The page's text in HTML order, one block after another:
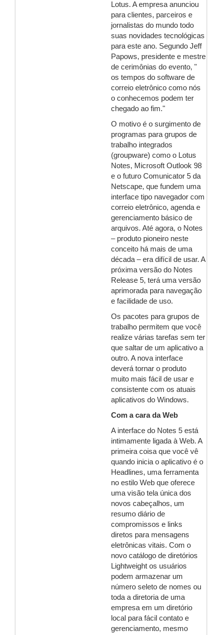
Lotus. A empresa anunciou
para clientes, parceiros e
jornalistas do mundo todo
suas novidades tecnológicas
para este ano. Segundo Jeff
Papows, presidente e mestre
de cerimônias do evento, "
os tempos do software de
correio eletrônico como nós
o conhecemos podem ter
chegado ao fim."
O motivo é o surgimento de
programas para grupos de
trabalho integrados
(groupware) como o Lotus
Notes, Microsoft Outlook 98
e o futuro Comunicator 5 da
Netscape, que fundem uma
interface tipo navegador com
correio eletrônico, agenda e
gerenciamento básico de
arquivos. Até agora, o Notes
– produto pioneiro neste
conceito há mais de uma
década – era difícil de usar. A
próxima versão do Notes
Release 5, terá uma versão
aprimorada para navegação
e facilidade de uso.
Os pacotes para grupos de
trabalho permitem que você
realize várias tarefas sem ter
que saltar de um aplicativo a
outro. A nova interface
deverá tornar o produto
muito mais fácil de usar e
consistente com os atuais
aplicativos do Windows.
Com a cara da Web
A interface do Notes 5 está
intimamente ligada à Web. A
primeira coisa que você vê
quando inicia o aplicativo é o
Headlines, uma ferramenta
no estilo Web que oferece
uma visão tela única dos
novos cabeçalhos, um
resumo diário de
compromissos e links
diretos para mensagens
eletrônicas vitais. Com o
novo catálogo de diretórios
Lightweight os usuários
podem armazenar um
número seleto de nomes ou
toda a diretoria de uma
empresa em um diretório
local para fácil contato e
gerenciamento, mesmo